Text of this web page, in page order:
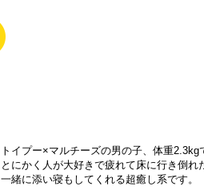
トイプー×マルチーズの男の子、体重2.3kg
とにかく人が大好きで疲れて床に行き倒
一緒に添い寝もしてくれる超癒し系です。